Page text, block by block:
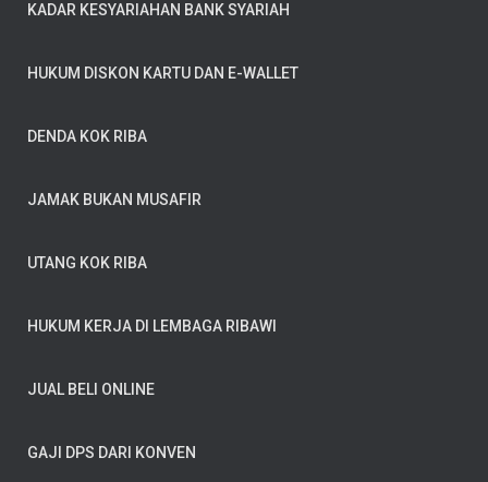
KADAR KESYARIAHAN BANK SYARIAH
HUKUM DISKON KARTU DAN E-WALLET
DENDA KOK RIBA
JAMAK BUKAN MUSAFIR
UTANG KOK RIBA
HUKUM KERJA DI LEMBAGA RIBAWI
JUAL BELI ONLINE
GAJI DPS DARI KONVEN